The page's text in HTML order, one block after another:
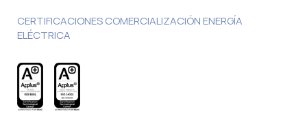
CERTIFICACIONES COMERCIALIZACIÓN ENERGÍA
ELÉCTRICA